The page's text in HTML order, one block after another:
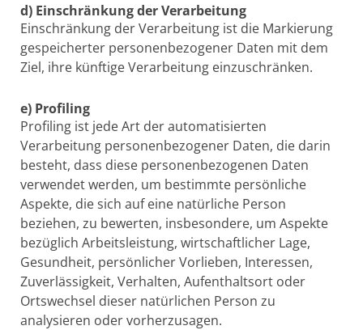
d) Einschränkung der Verarbeitung
Einschränkung der Verarbeitung ist die Markierung
gespeicherter personenbezogener Daten mit dem
Ziel, ihre künftige Verarbeitung einzuschränken.
e) Profiling
Profiling ist jede Art der automatisierten
Verarbeitung personenbezogener Daten, die darin
besteht, dass diese personenbezogenen Daten
verwendet werden, um bestimmte persönliche
Aspekte, die sich auf eine natürliche Person
beziehen, zu bewerten, insbesondere, um Aspekte
bezüglich Arbeitsleistung, wirtschaftlicher Lage,
Gesundheit, persönlicher Vorlieben, Interessen,
Zuverlässigkeit, Verhalten, Aufenthaltsort oder
Ortswechsel dieser natürlichen Person zu
analysieren oder vorherzusagen.